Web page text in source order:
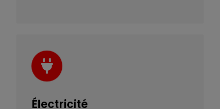
Électricité